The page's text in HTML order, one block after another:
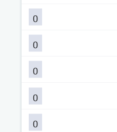
0
0
0
0
0